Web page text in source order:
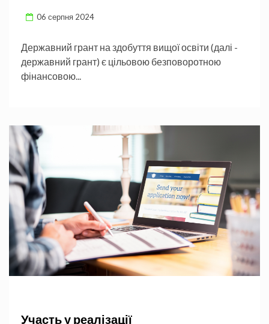
06 серпня 2024
Державний грант на здобуття вищої освіти (далі -
державний грант) є цільовою безповоротною
фінансовою...
Участь у реалізації